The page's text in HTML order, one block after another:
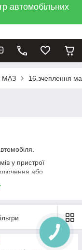
автомобільних
МАЗ 16.зчеплення
у пристрої
або
зупинки).
бути впевнені в
за прийнятними
своєю надійністю і